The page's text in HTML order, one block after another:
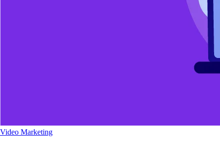
Video Marketing